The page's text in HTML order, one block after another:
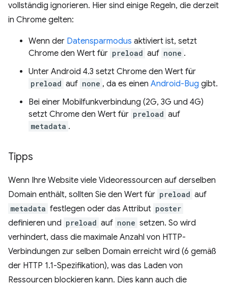
vollständig ignorieren. Hier sind einige Regeln, die derzeit
in Chrome gelten:
Wenn der Datensparmodus aktiviert ist, setzt
Chrome den Wert für preload auf none .
Unter Android 4.3 setzt Chrome den Wert für
preload auf none , da es einen Android-Bug gibt.
Bei einer Mobilfunkverbindung (2G, 3G und 4G)
setzt Chrome den Wert für preload auf
metadata .
Tipps
Wenn Ihre Website viele Videoressourcen auf derselben
Domain enthält, sollten Sie den Wert für preload auf
metadata festlegen oder das Attribut poster
definieren und preload auf none setzen. So wird
verhindert, dass die maximale Anzahl von HTTP-
Verbindungen zur selben Domain erreicht wird (6 gemäß
der HTTP 1.1-Spezifikation), was das Laden von
Ressourcen blockieren kann. Dies kann auch die